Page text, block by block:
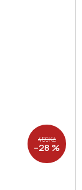
459 Kč
–28 %